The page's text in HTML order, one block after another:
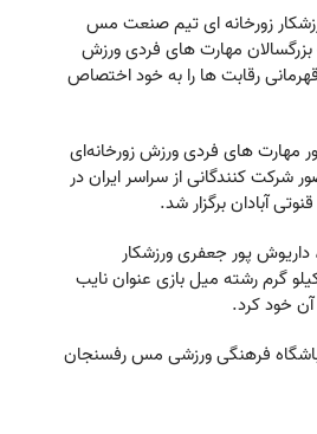
زورخانه ای تیم صنعت مس
مهارت های فردی ورزش
رقابت ها را به خود اختصاص
مهارت های فردی ورزش زورخانه‌ای
شرکت کنندگانی از سراسر ایران در
آبادان برگزار شد.
داریوش پور جعفری ورزشکار
در وزن ۷۰-کیلو گرم رشته میل بازی عنوان نایب
آن خود کرد.
فرهنگی ورزشی مس رفسنجان